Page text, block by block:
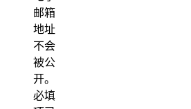
邮箱
地址
不会
被公
开。
必填